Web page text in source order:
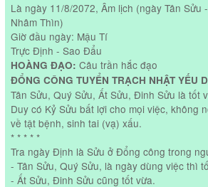
Là ngày 11/8/2072, Âm lịch (ngày Tân Sửu
Nhâm Thìn)
Giờ đầu ngày: Mậu Tí
Trực Định - Sao Đẩu
HOÀNG ĐẠO: Câu trần hắc đạo
ĐỔNG CÔNG TUYỂN TRẠCH NHẬT YẾU
Tân Sửu, Quý Sửu, Ất Sửu, Đinh Sửu là tốt
Duy có Kỷ Sửu bất lợi cho mọi việc, không
về tật bệnh, sinh tai (vạ) xấu.
* * * * *
Tra ngày Định là Sửu ở Đổng công trong
- Tân Sửu, Quý Sửu, là ngày dùng việc thì
- Ất Sửu, Đinh Sửu cũng tốt vừa.